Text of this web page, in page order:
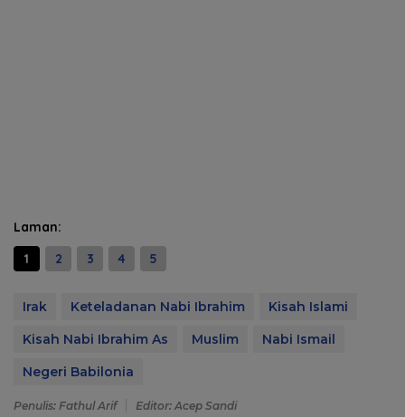
Laman:
1
2 3 4 5
Irak Keteladanan Nabi Ibrahim
Kisah Islami
Kisah Nabi Ibrahim As
Muslim
Nabi Ismail
Negeri Babilonia
Penulis: Fathul Arif Editor: Acep Sandi